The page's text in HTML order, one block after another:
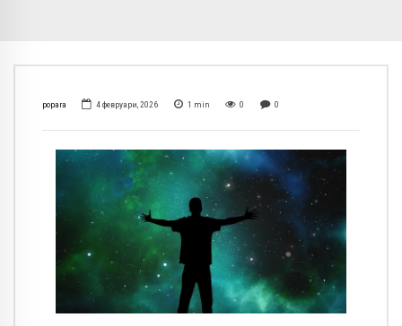
popara 4 февруари, 2026 1 min 0 0